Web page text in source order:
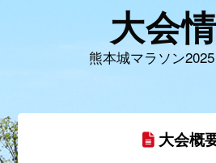
大会
熊本城マラソン
大会概